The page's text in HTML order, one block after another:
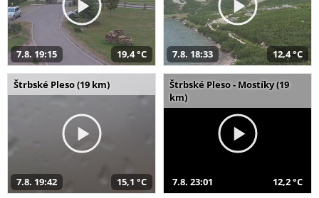
7.8. 19:15 19,4 °C 7.8. 18:33 12,4 °C
Štrbské Pleso (19 km)
7.8. 19:42 15,1 °C
Štrbské Pleso - Mostíky (19
km)
7.8. 23:01 12,2 °C